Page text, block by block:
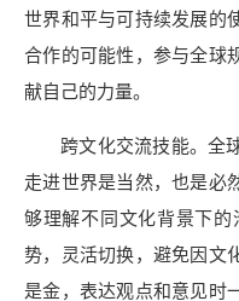
世界和平与可持续发展的
合作的可能性，参与全球
献自己的力量。
跨文化交流技能。全
走进世界是当然，也是必
够理解不同文化背景下
势，灵活切换，避免因文
是金，表达观点和意见时